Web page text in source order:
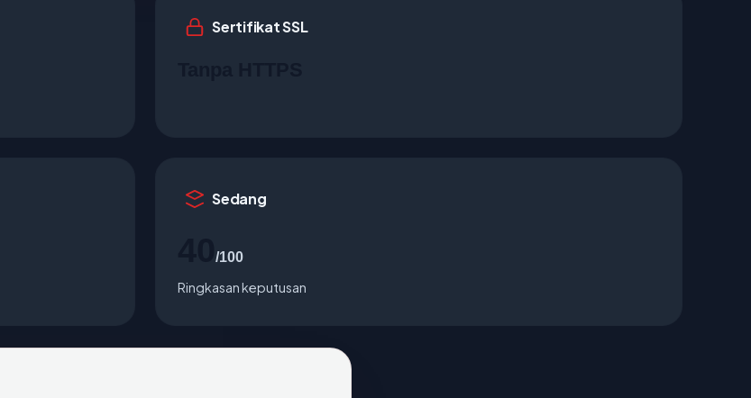
Sertifikat SSL
Sedang
/100
Ringkasan keputusan